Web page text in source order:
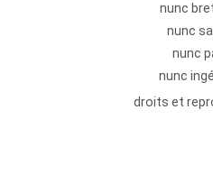
nunc
nunc
nunc
nunc
droits et